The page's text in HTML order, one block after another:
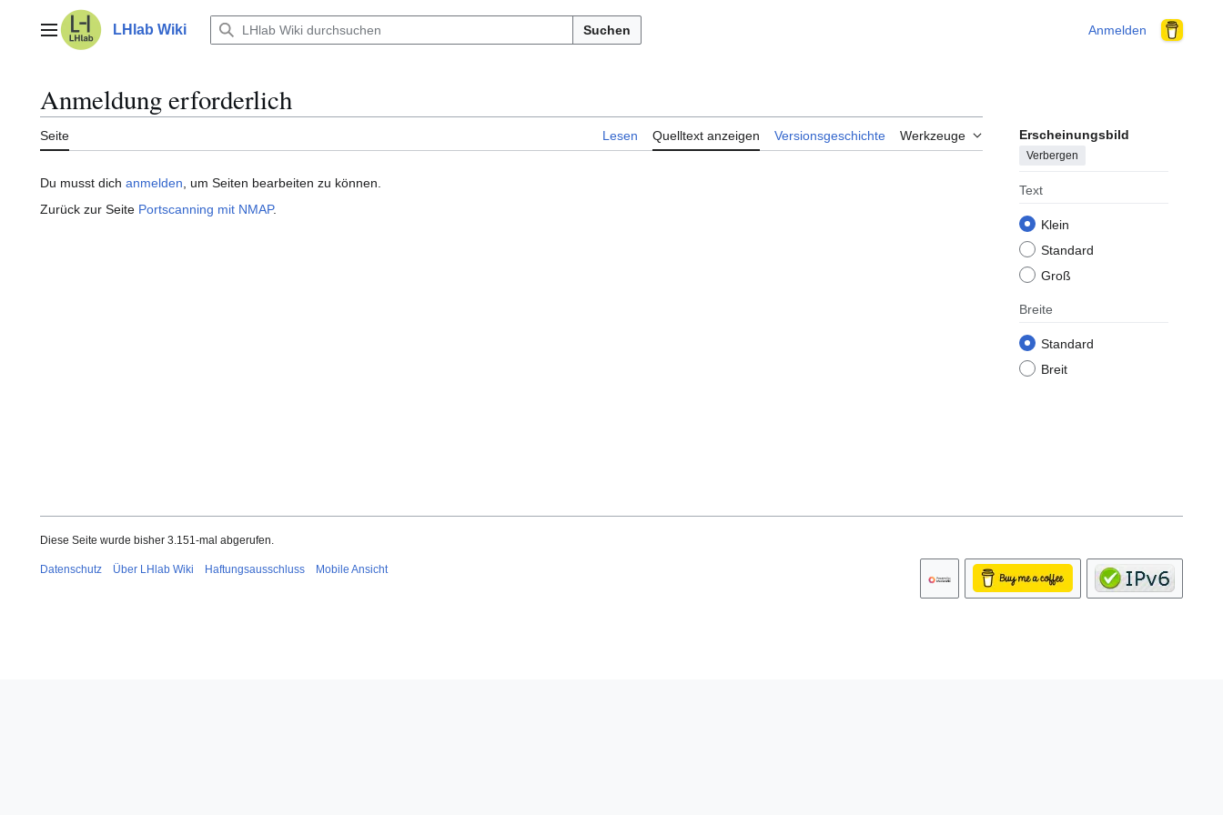
springenHauptmenüLHlab Wiki Suchen Anmelden
Anmeldung erforderlich
Seite Lesen Quelltext anzeigen Versionsgeschichte Werkzeuge Erscheinungsbild
Verbergen
Text
Klein
Standard
Groß
Breite
Standard
Breit
Du musst dich anmelden , um Seiten bearbeiten zu können.
Zurück zur Seite Portscanning mit NMAP.
Diese Seite wurde bisher 3.151-mal abgerufen.
Datenschutz Über LHlab Wiki Haftungsausschluss Mobile Ansicht